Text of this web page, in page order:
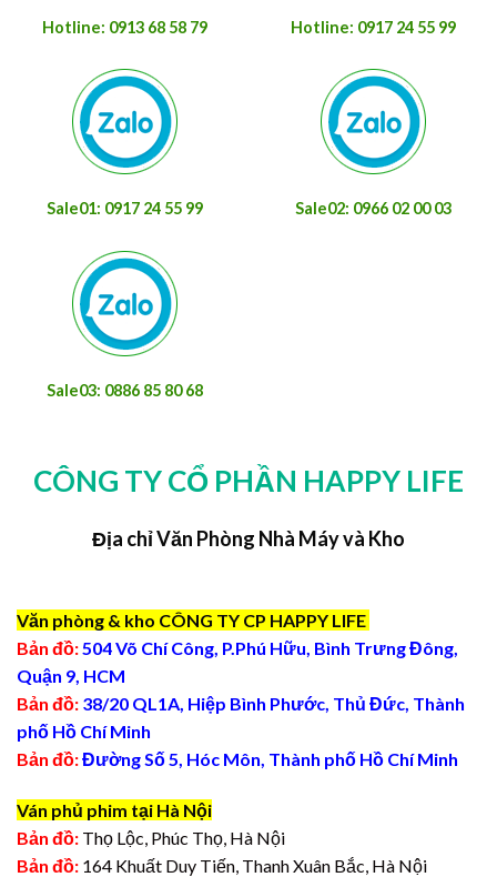
Hotline: 0913 68 58 79 Hotline: 0917 24 55 99
Sale01: 0917 24 55 99 Sale02: 0966 02 00 03
Sale03: 0886 85 80 68
CÔNG TY CỔ PHẦN HAPPY LIFE
Địa chỉ Văn Phòng Nhà Máy và Kho
Văn phòng & kho CÔNG TY CP HAPPY LIFE
Bản đồ: 504 Võ Chí Công, P.Phú Hữu, Bình Trưng Đông,
Quận 9, HCM
Bản đồ: 38/20 QL1A, Hiệp Bình Phước, Thủ Đức, Thành
phố Hồ Chí Minh
Bản đồ:Đường Số 5, Hóc Môn, Thành phố Hồ Chí Minh
Ván phủ phim tại Hà Nội
Bản đồ: Thọ Lộc, Phúc Thọ, Hà Nội
Bản đồ: 164 Khuất Duy Tiến, Thanh Xuân Bắc, Hà Nội